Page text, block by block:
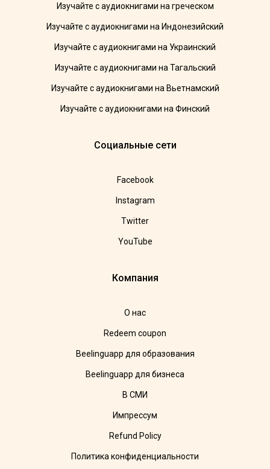
Изучайте с аудиокнигами на греческом
Изучайте с аудиокнигами на Индонезийский
Изучайте с аудиокнигами на Украинский
Изучайте с аудиокнигами на Тагальский
Изучайте с аудиокнигами на Вьетнамский
Изучайте с аудиокнигами на Финский
Социальные сети
Facebook
Instagram
Twitter
YouTube
Компания
О нас
Redeem coupon
Beelinguapp для образования
Beelinguapp для бизнеса
В СМИ
Импрессум
Refund Policy
Политика конфиденциальности